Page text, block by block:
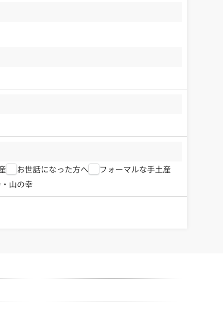
お世話になった方へ
フォーマルな手土産
山の幸